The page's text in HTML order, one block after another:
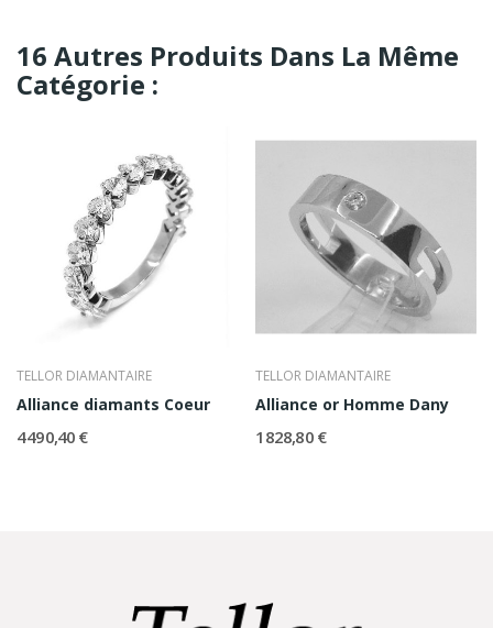
16 Autres Produits Dans La Même
Catégorie :
TELLOR DIAMANTAIRE
Alliance diamants Coeur
4 490,40 €
TELLOR DIAMANTAIRE
Alliance or Homme Dany
1 828,80 €